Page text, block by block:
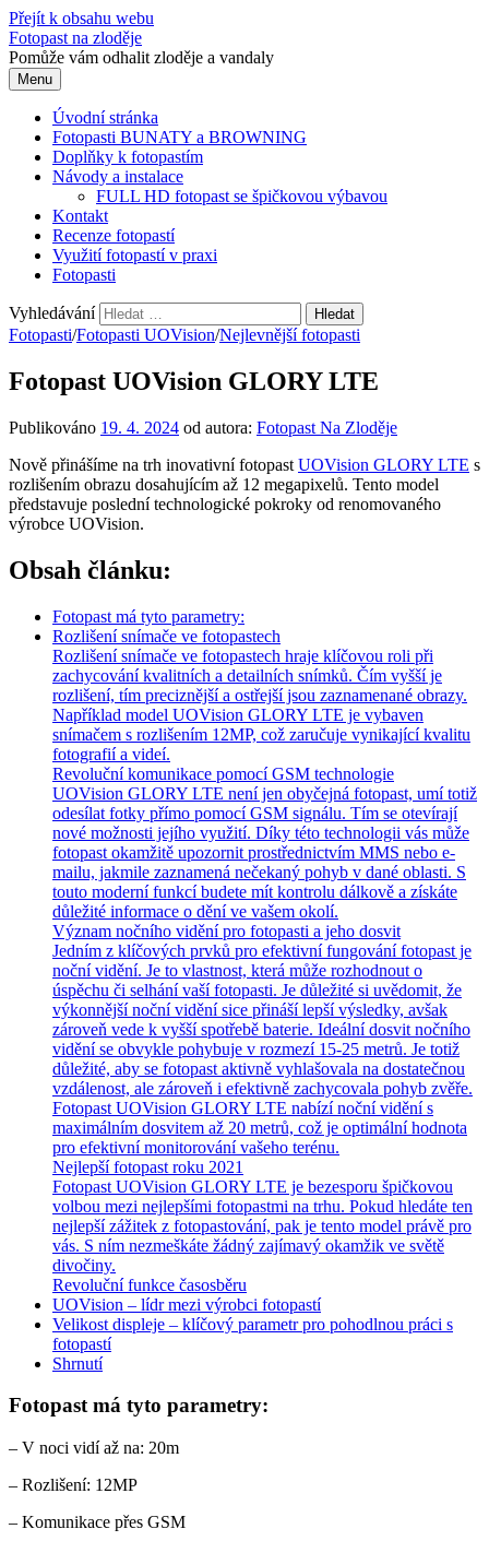
Přejít k obsahu webu
Fotopast na zloděje
Pomůže vám odhalit zloděje a vandaly
Menu
Úvodní stránka
Fotopasti BUNATY a BROWNING
Doplňky k fotopastím
Návody a instalace
FULL HD fotopast se špičkovou výbavou
Kontakt
Recenze fotopastí
Využití fotopastí v praxi
Fotopasti
Vyhledávání
Fotopasti/Fotopasti UOVision/Nejlevnější fotopasti
Fotopast UOVision GLORY LTE
Publikováno 19. 4. 2024 od autora: Fotopast Na Zloděje
Nově přinášíme na trh inovativní fotopast UOVision GLORY LTE s
rozlišením obrazu dosahujícím až 12 megapixelů. Tento model
představuje poslední technologické pokroky od renomovaného
výrobce UOVision.
Obsah článku:
Fotopast má tyto parametry:
Rozlišení snímače ve fotopastech
Rozlišení snímače ve fotopastech hraje klíčovou roli při
zachycování kvalitních a detailních snímků. Čím vyšší je
rozlišení, tím preciznější a ostřejší jsou zaznamenané obrazy.
Například model UOVision GLORY LTE je vybaven
snímačem s rozlišením 12MP, což zaručuje vynikající kvalitu
fotografií a videí.
Revoluční komunikace pomocí GSM technologie
UOVision GLORY LTE není jen obyčejná fotopast, umí totiž
odesílat fotky přímo pomocí GSM signálu. Tím se otevírají
nové možnosti jejího využití. Díky této technologii vás může
fotopast okamžitě upozornit prostřednictvím MMS nebo e-
mailu, jakmile zaznamená nečekaný pohyb v dané oblasti. S
touto moderní funkcí budete mít kontrolu dálkově a získáte
důležité informace o dění ve vašem okolí.
Význam nočního vidění pro fotopasti a jeho dosvit
Jedním z klíčových prvků pro efektivní fungování fotopast je
noční vidění. Je to vlastnost, která může rozhodnout o
úspěchu či selhání vaší fotopasti. Je důležité si uvědomit, že
výkonnější noční vidění sice přináší lepší výsledky, avšak
zároveň vede k vyšší spotřebě baterie. Ideální dosvit nočního
vidění se obvykle pohybuje v rozmezí 15-25 metrů. Je totiž
důležité, aby se fotopast aktivně vyhlašovala na dostatečnou
vzdálenost, ale zároveň i efektivně zachycovala pohyb zvěře.
Fotopast UOVision GLORY LTE nabízí noční vidění s
maximálním dosvitem až 20 metrů, což je optimální hodnota
pro efektivní monitorování vašeho terénu.
Nejlepší fotopast roku 2021
Fotopast UOVision GLORY LTE je bezesporu špičkovou
volbou mezi nejlepšími fotopastmi na trhu. Pokud hledáte ten
nejlepší zážitek z fotopastování, pak je tento model právě pro
vás. S ním nezmeškáte žádný zajímavý okamžik ve světě
divočiny.
Revoluční funkce časosběru
UOVision – lídr mezi výrobci fotopastí
Velikost displeje – klíčový parametr pro pohodlnou práci s
fotopastí
Shrnutí
Fotopast má tyto parametry:
– V noci vidí až na: 20m
– Rozlišení: 12MP
– Komunikace přes GSM